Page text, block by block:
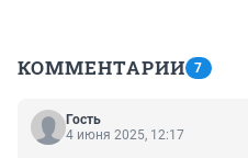
КОММЕНТАРИИ 7
Гость
4 июня 2025, 12:17